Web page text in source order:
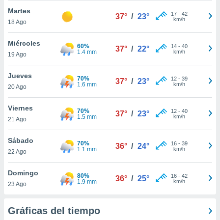
en
más
y
de
aceptar
Martes
18 Ago
37° / 23° 17- 42
km/h
Miércoles
19 Ago
60%
1.4 mm
37° / 22° 14- 40
km/h
Jueves
20 Ago
70%
1.6 mm
37° / 23° 12- 39
km/h
Viernes
21 Ago
70%
1.5 mm
37° / 23° 12- 40
km/h
Sábado
22 Ago
70%
1.1 mm
36° / 24° 16- 39
km/h
Domingo
23 Ago
80%
1.9 mm
36° / 25° 16- 42
km/h
Gráficas del tiempo